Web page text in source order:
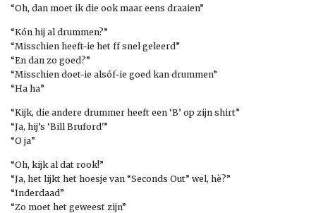
“Oh, dan moet ik die ook maar eens draaien”
“Kón hij al drummen?”
“Misschien heeft-ie het ff snel geleerd”
“En dan zo goed?”
“Misschien doet-ie alsóf-ie goed kan drummen”
“Ha ha”
“Kijk, die andere drummer heeft een ‘B’ op zijn shirt”
“Ja, hij’s ‘Bill Bruford'”
“O ja”
“Oh, kijk al dat rook!”
“Ja, het lijkt het hoesje van “Seconds Out” wel, hè?”
“Inderdaad”
“Zo moet het geweest zijn”